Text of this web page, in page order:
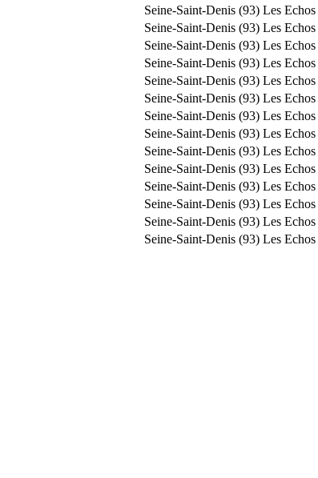
Seine-Saint-Denis (93) Les Echos
Seine-Saint-Denis (93) Les Echos
Seine-Saint-Denis (93) Les Echos
Seine-Saint-Denis (93) Les Echos
Seine-Saint-Denis (93) Les Echos
Seine-Saint-Denis (93) Les Echos
Seine-Saint-Denis (93) Les Echos
Seine-Saint-Denis (93) Les Echos
Seine-Saint-Denis (93) Les Echos
Seine-Saint-Denis (93) Les Echos
Seine-Saint-Denis (93) Les Echos
Seine-Saint-Denis (93) Les Echos
Seine-Saint-Denis (93) Les Echos
Seine-Saint-Denis (93) Les Echos